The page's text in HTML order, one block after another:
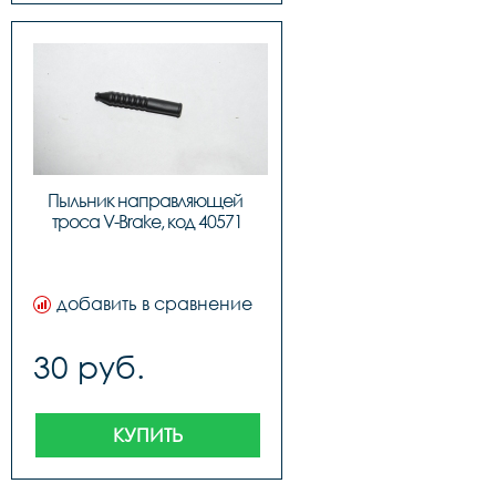
Пыльник направляющей
троса V-Brake, код 40571
добавить в сравнение
30 руб.
КУПИТЬ